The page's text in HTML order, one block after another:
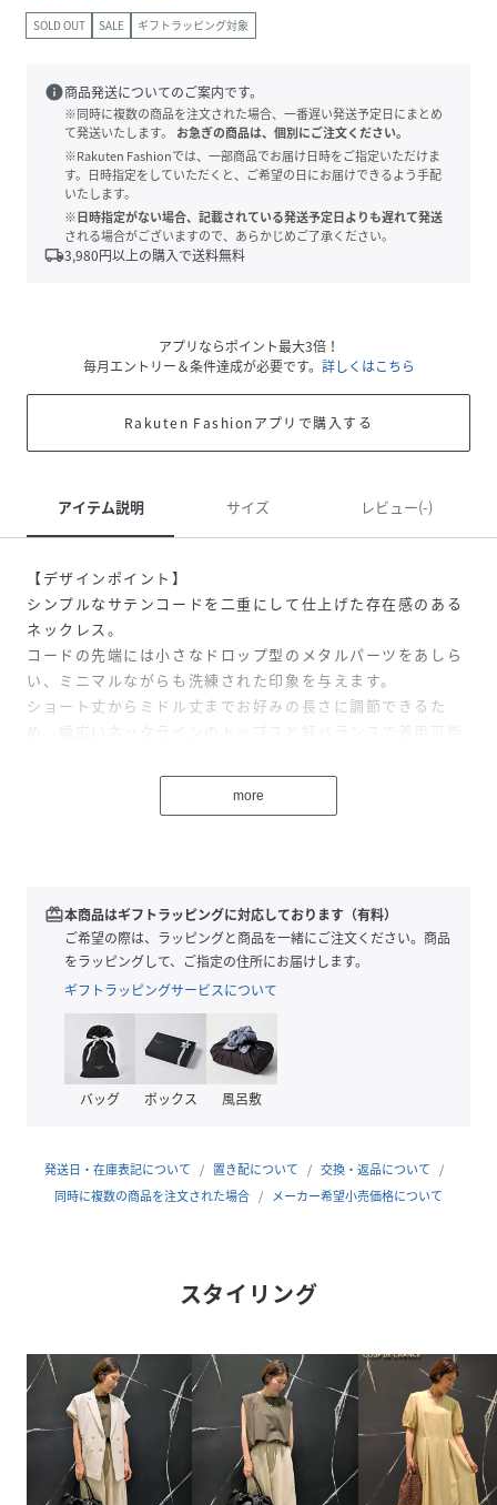
SOLD OUT SALE ギフトラッピング対象
info商品発送についてのご案内です。
※同時に複数の商品を注文された場合、一番遅い発送予定日にまとめ
て発送いたします。
お急ぎの商品は、個別にご注文ください。
※Rakuten Fashionでは、一部商品でお届け日時をご指定いただけま
す。日時指定をしていただくと、ご希望の日にお届けできるよう手配
いたします。
※日時指定がない場合、記載されている発送予定日よりも遅れて発送
される場合がございますので、あらかじめご了承ください。
local_shipping3,980円以上の購入で送料無料
アプリならポイント最大3倍！
毎月エントリー＆条件達成が必要です。 詳しくはこちら
Rakuten Fashionアプリで購入する
アイテム説明 サイズ レビュー(-)
【デザインポイント】
シンプルなサテンコードを二重にして仕上げた存在感のある
ネックレス。
コードの先端には小さなドロップ型のメタルパーツをあしら
い、ミニマルながらも洗練された印象を与えます。
ショート丈からミドル丈までお好みの長さに調節できるた
め、幅広いネックラインのトップスと好バランスで着用可能
ックレスとは一線を画すスタイルに。
ニットの上からミドル丈で垂らせば縦のラインを強調し、こ
なれた印象を与えます。
※照明の関係により、実際よりも色味が違って見える場合が
あります。また、パソコン・スマートフォンなどの環境によ
り、若干製品と画像のカラーが異なる場合もございます。
原産国 中国製
20260112705308-006-00 RH0102)
more
redeem本商品はギフトラッピングに対応しております（有料）
ご希望の際は、ラッピングと商品を一緒にご注文ください。商品
をラッピングして、ご指定の住所にお届けします。
ギフトラッピングサービスについて
バッグ ボックス 風呂敷
発送日・在庫表記について 置き配について
交換・返品について
同時に複数の商品を注文された場合
メーカー希望小売価格について
スタイリング